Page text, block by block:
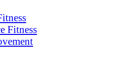
Fitness